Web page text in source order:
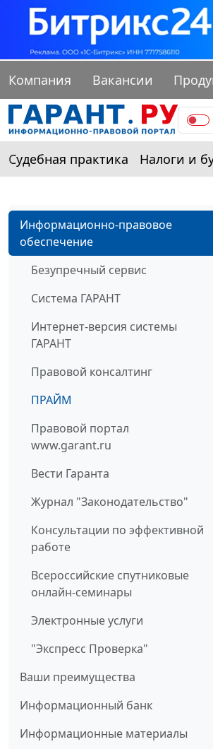
Компания Вакансии
Судебная практика Налоги и
Информационно-правовое
обеспечение
Безупречный сервис
Система ГАРАНТ
Интернет-версия системы
ГАРАНТ
Правовой консалтинг
ПРАЙМ
Правовой портал
www.garant.ru
Вести Гаранта
Журнал "Законодательство"
Консультации по эффективной
работе
Всероссийские спутниковые
онлайн-семинары
Электронные услуги
"Экспресс Проверка"
Ваши преимущества
Информационный банк
Информационные материалы